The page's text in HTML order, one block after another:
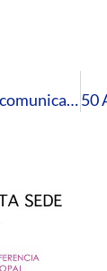
Jornada de las comunicaciones sociales.